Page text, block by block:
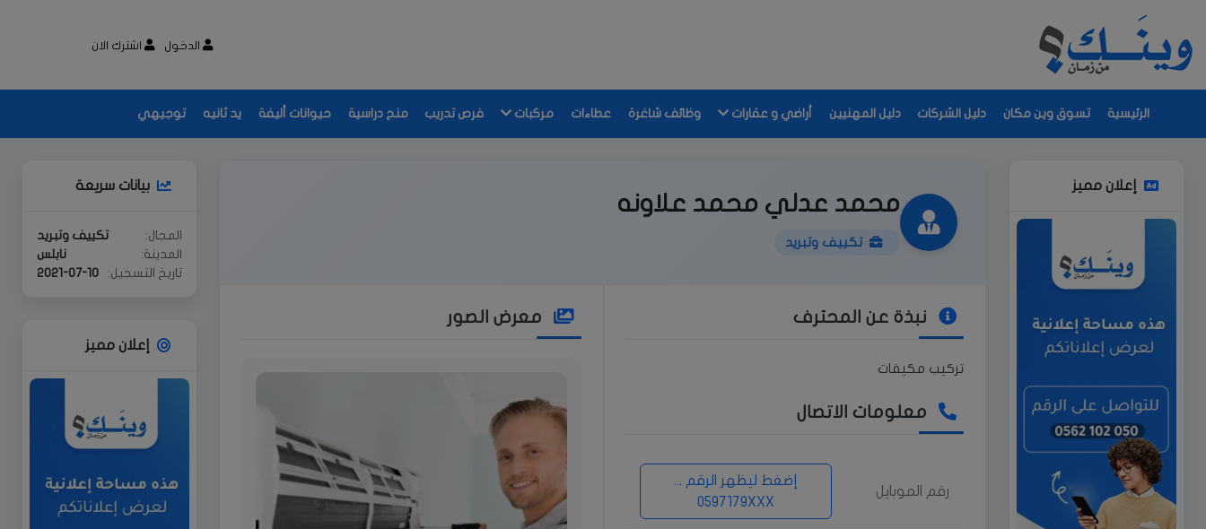
الدخول اشترك الان
الرئيسية تسوق وين مكان دليل الشركات دليل المهنيين أراضي و عقارات وظائف شاغرة عطاءات مركبات فرص تدريب منح دراسية حيوانات أليفة يد ثانيه توجيهي
إعلان مميز
محمد عدلي محمد علاونه
تكييف وتبريد
نبذة عن المحترف
تركيب مكيفات
معلومات الاتصال
رقم الموبايل
إضغط ليظهر الرقم ...
0597179XXX
معرض الصور
بيانات سريعة
المجال:
تكييف وتبريد
المدينة:
نابلس
تاريخ التسجيل:
2021-07-10
إعلان مميز